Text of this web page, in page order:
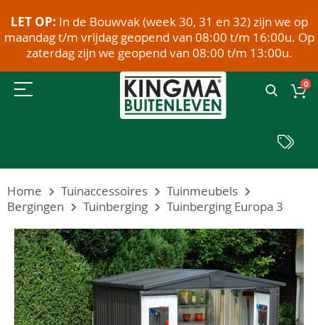
LET OP: In de Bouwvak (week 30, 31 en 32) zijn we op
maandag t/m vrijdag geopend van 08:00 t/m 16:00u. Op
zaterdag zijn we geopend van 08:00 t/m 13:00u.
0
Home Tuinaccessoires
Tuinmeubels
Bergingen
Tuinberging Tuinberging Europa 3
Ga
naar
het
einde
van
de
afbeeldingen-
gallerij